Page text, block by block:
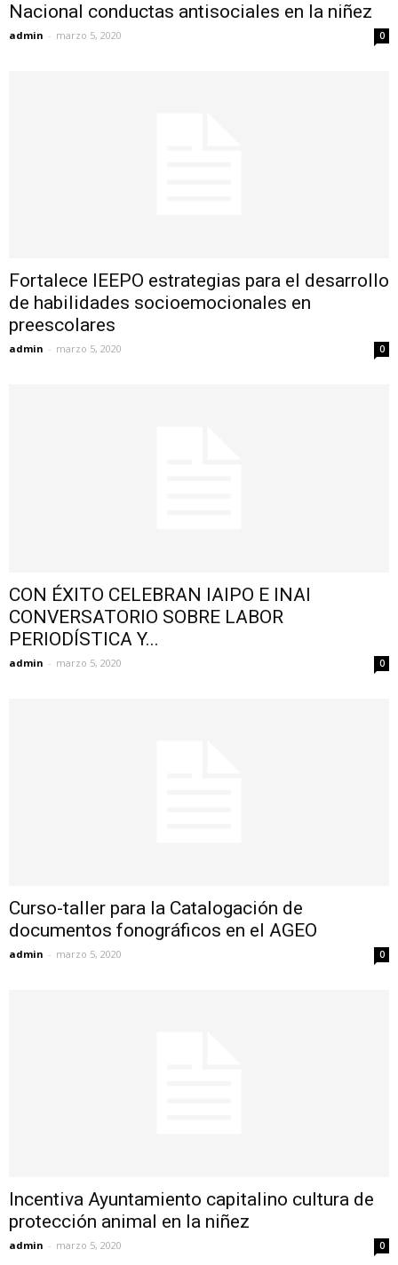
Nacional conductas antisociales en la niñez
admin - marzo 5, 2020 0
Fortalece IEEPO estrategias para el desarrollo
de habilidades socioemocionales en
preescolares
admin - marzo 5, 2020 0
CON ÉXITO CELEBRAN IAIPO E INAI
CONVERSATORIO SOBRE LABOR
PERIODÍSTICA Y...
admin - marzo 5, 2020 0
Curso-taller para la Catalogación de
documentos fonográficos en el AGEO
admin - marzo 5, 2020 0
Incentiva Ayuntamiento capitalino cultura de
protección animal en la niñez
admin - marzo 5, 2020 0